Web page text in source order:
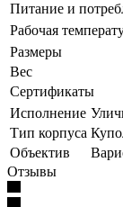
Питание и
Рабочая
Размеры
Вес
Сертификаты
Исполнение
Тип корпуса
Объектив
Отзывы